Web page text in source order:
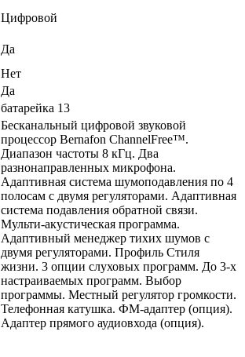
Цифровой
Да
Нет
Да
батарейка 13
Бесканальный цифровой звуковой
процессор Bernafon ChannelFree™.
Диапазон частоты 8 кГц. Два
разнонаправленных микрофона.
Адаптивная система шумоподавления по 4
полосам с двумя регуляторами. Адаптивная
система подавления обратной связи.
Мульти-акустическая программа.
Адаптивный менеджер тихих шумов с
двумя регуляторами. Профиль Стиля
жизни. 3 опции слуховых программ. До 3-х
настраиваемых программ. Выбор
программы. Местный регулятор громкости.
Телефонная катушка. ФМ-адаптер (опция).
Адаптер прямого аудиовхода (опция).